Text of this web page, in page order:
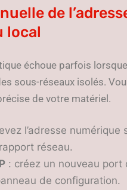
de
local
échoue parfois
sous-réseaux isolés.
de votre matériel.
l’adresse
réseau.
: créez un nouveau
de configuration.